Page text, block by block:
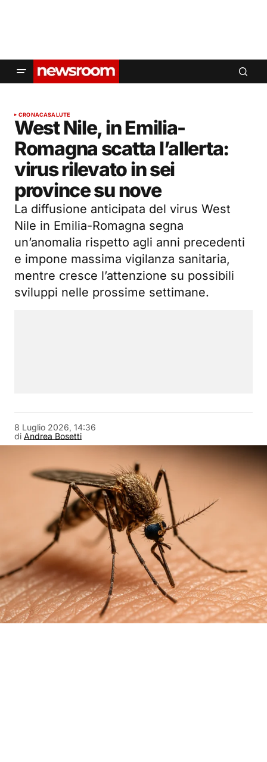
CRONACASALUTE
West Nile, in Emilia-
Romagna scatta l’allerta:
virus rilevato in sei
province su nove
La diffusione anticipata del virus West
Nile in Emilia-Romagna segna
un’anomalia rispetto agli anni precedenti
e impone massima vigilanza sanitaria,
mentre cresce l’attenzione su possibili
sviluppi nelle prossime settimane.
di Andrea Bosetti
8 Luglio 2026, 14:36